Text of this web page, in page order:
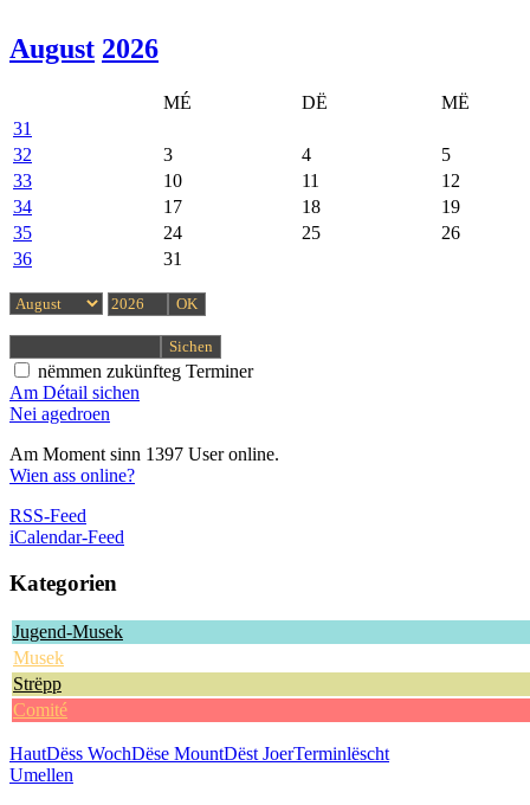
August 2026
MÉ DË
MË
31
32
3 4
5
33
10 11
12
34
17 18
19
35
24 25
26
36
31
nëmmen zukünfteg Terminer
Am Détail sichen
Nei agedroen
Am Moment sinn 1397 User online.
Wien ass online?
RSS-Feed
iCalendar-Feed
Kategorien
Jugend-Musek
Musek
Strëpp
Comité
HautDëss WochDëse MountDëst JoerTerminlëscht
Umellen